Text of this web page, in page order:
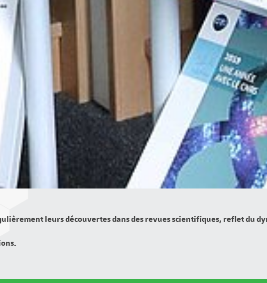
leurs découvertes dans des revues scientifiques, reflet du